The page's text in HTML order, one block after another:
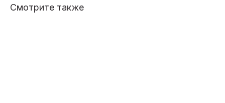
Смотрите также